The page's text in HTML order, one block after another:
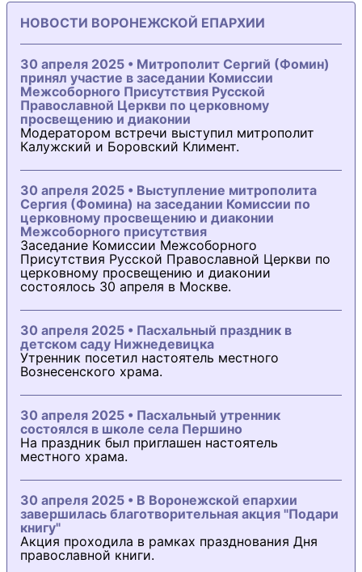
НОВОСТИ ВОРОНЕЖСКОЙ ЕПАРХИИ
30 апреля 2025 • Митрополит Сергий (Фомин)
принял участие в заседании Комиссии
Межсоборного Присутствия Русской
Православной Церкви по церковному
просвещению и диаконии
Модератором встречи выступил митрополит
Калужский и Боровский Климент.
30 апреля 2025 • Выступление митрополита
Сергия (Фомина) на заседании Комиссии по
церковному просвещению и диаконии
Межсоборного присутствия
Заседание Комиссии Межсоборного
Присутствия Русской Православной Церкви по
церковному просвещению и диаконии
состоялось 30 апреля в Москве.
30 апреля 2025 • Пасхальный праздник в
детском саду Нижнедевицка
Утренник посетил настоятель местного
Вознесенского храма.
30 апреля 2025 • Пасхальный утренник
состоялся в школе села Першино
На праздник был приглашен настоятель
местного храма.
30 апреля 2025 • В Воронежской епархии
завершилась благотворительная акция "Подари
книгу"
Акция проходила в рамках празднования Дня
православной книги.